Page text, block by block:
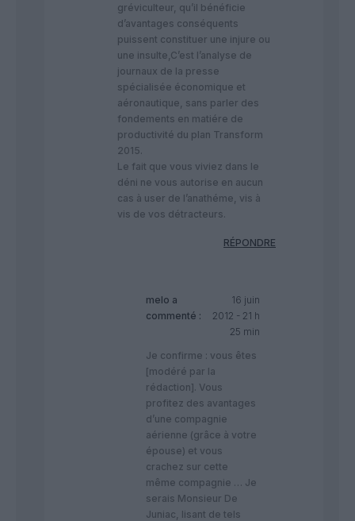
gréviculteur, qu’il bénéficie
d’avantages conséquents
puissent constituer une injure ou
une insulte,C’est l’analyse de
journaux de la presse
spécialisée économique et
aéronautique, sans parler des
fondements en matiére de
productivité du plan Transform
2015.
Le fait que vous viviez dans le
déni ne vous autorise en aucun
cas à user de l’anathéme, vis à
vis de vos détracteurs.
RÉPONDRE
melo a
commenté :
16 juin
2012 - 21 h
25 min
Je confirme : vous êtes
[modéré par la
rédaction]. Vous
profitez des avantages
d’une compagnie
aérienne (grâce à votre
épouse) et vous
crachez sur cette
même compagnie … Je
serais Monsieur De
Juniac, lisant de tels